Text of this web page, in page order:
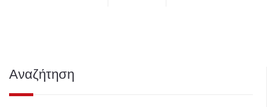
Αναζήτηση